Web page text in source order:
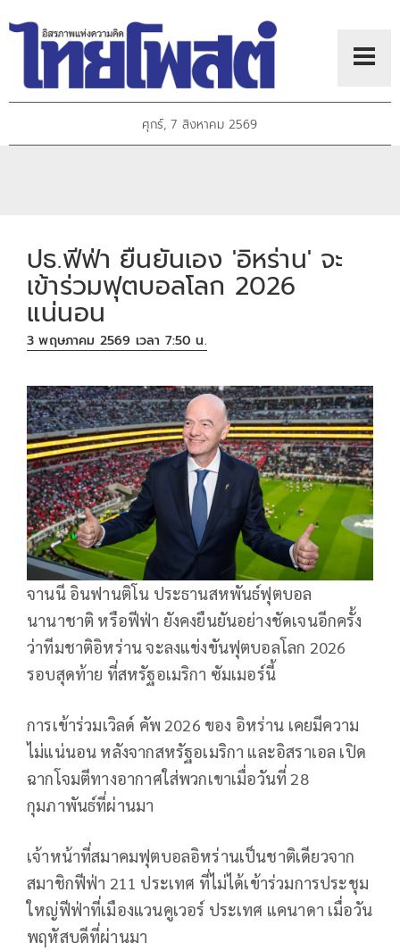
ศุกร์, 7 สิงหาคม 2569
ปธ.ฟีฟ่า ยืนยันเอง 'อิหร่าน' จะ
เข้าร่วมฟุตบอลโลก 2026
แน่นอน
3 พฤษภาคม 2569 เวลา 7:50 น.
จานนี อินฟานติโน ประธานสหพันธ์ฟุตบอล
นานาชาติ หรือฟีฟ่า ยังคงยืนยันอย่างชัดเจนอีกครั้ง
ว่าทีมชาติอิหร่าน จะลงแข่งขันฟุตบอลโลก 2026
รอบสุดท้าย ที่สหรัฐอเมริกา ซัมเมอร์นี้
การเข้าร่วมเวิลด์ คัพ 2026 ของ อิหร่าน เคยมีความ
ไม่แน่นอน หลังจากสหรัฐอเมริกา และอิสราเอล เปิด
ฉากโจมตีทางอากาศใส่พวกเขาเมื่อวันที่ 28
กุมภาพันธ์ที่ผ่านมา
เจ้าหน้าที่สมาคมฟุตบอลอิหร่านเป็นชาติเดียวจาก
สมาชิกฟีฟ่า 211 ประเทศ ที่ไม่ได้เข้าร่วมการประชุม
ใหญ่ฟีฟ่าที่เมืองแวนคูเวอร์ ประเทศ แคนาดา เมื่อวัน
พฤหัสบดีที่ผ่านมา